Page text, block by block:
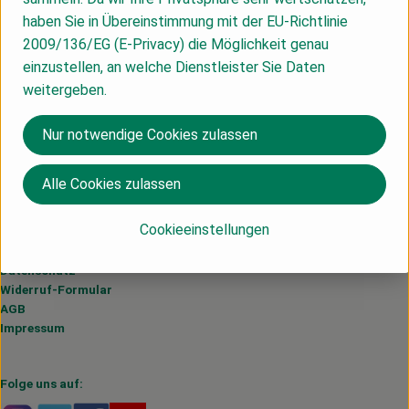
Kühltheke
Vorratskammer
Getränke
Haus, Garten & Co.
Über uns
Neues vom Hof
Blog
Häufige Fragen
Probelieferung
Liefergebiet
Hof Mahlitzsch
Über uns
Hofladen
Bürokiste
Zertifikate
Datenschutz
Widerruf-Formular
AGB
Impressum
Folge uns auf:
haben Sie in Übereinstimmung mit der EU-Richtlinie
2009/136/EG (E-Privacy) die Möglichkeit genau
einzustellen, an welche Dienstleister Sie Daten
weitergeben.
Cookieeinstellungen
Nur notwendige Cookies zulassen
Alle Cookies zulassen